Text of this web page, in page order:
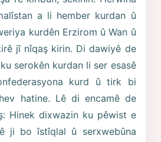
a li hember kurdan û
kurdên Erzirom û Wan û
jî nîqaş kirin. Di dawiyê de
serokên kurdan li ser esasê
kurd û tirk bi
hatine. Lê di encamê de
Hinek dixwazin ku pêwist e
ji bo îstîqlal û serxwebûna